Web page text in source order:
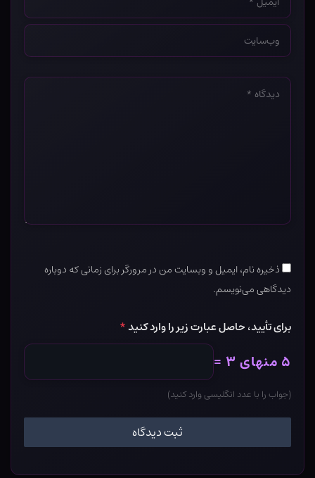
*
وب‌سایت
*
دیدگاه
ذخیره نام، ایمیل و وبسایت من در مرورگر برای زمانی که دوباره
دیدگاهی می‌نویسم.
برای تأیید، حاصل عبارت زیر را وارد کنید*
۵ منهای ۳ =
(جواب را با عدد انگلیسی وارد کنید)